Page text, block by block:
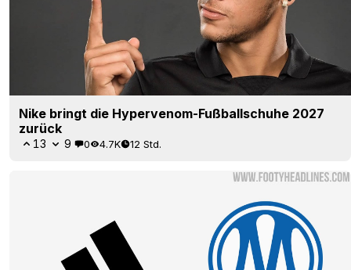
Nike bringt die Hypervenom-Fußballschuhe 2027
zurück
13 9 0 4.7K 12 Std.